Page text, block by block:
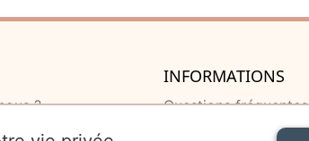
?
INFORMATIONS
Questions fréquentes
Livraison et retour